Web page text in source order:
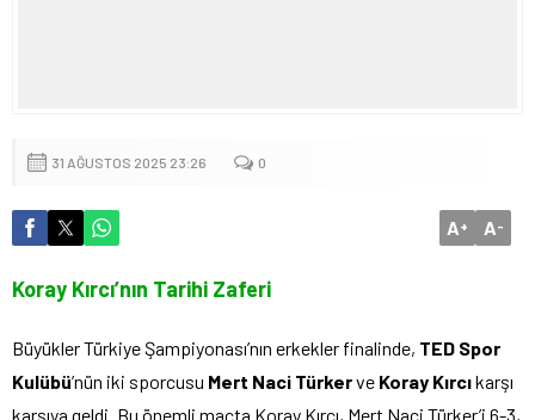
31 AĞUSTOS 2025 23:26 0
A+ A-
Koray Kırcı’nın Tarihi Zaferi
Büyükler Türkiye Şampiyonası’nın erkekler finalinde, TED Spor
Kulübü’nün iki sporcusu Mert Naci Türkerve Koray Kırcıkarşı
karşıya geldi. Bu önemli maçta Koray Kırcı, Mert Naci Türker’i 6-3,